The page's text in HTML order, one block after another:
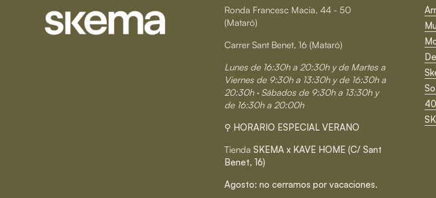
Ronda Francesc Macia, 44 - 50
(Mataró)
Carrer Sant Benet, 16 (Mataró)
Lunes de 16:30h a 20:30h y de Martes a
Viernes de 9:30h a 13:30h y de 16:30h a
20:30h · Sábados de 9:30h a 13:30h y
de 16:30h a 20:00h
⚲ HORARIO ESPECIAL VERANO
Tienda SKEMA x KAVE HOME (C/ Sant
Benet, 16)
Agosto: no cerramos por vacaciones.